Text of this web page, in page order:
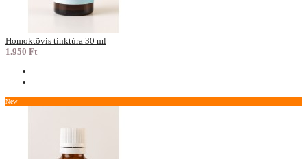
Homoktövis tinktúra 30 ml
1.950 Ft
New